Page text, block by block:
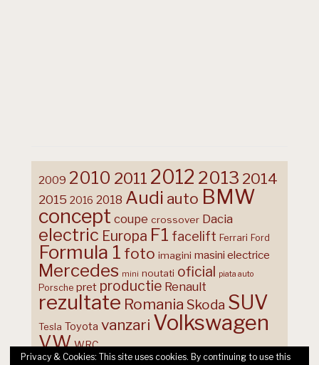
2009 2010 2011 2012 2013 2014
2015 2016 2018 Audi auto BMW
concept coupe crossover Dacia
electric Europa F1 facelift Ferrari Ford
Formula 1 foto imagini masini electrice
Mercedes mini noutati oficial piata auto
Porsche pret productie Renault
rezultate Romania Skoda SUV
Tesla Toyota vanzari Volkswagen
VW WRC
Privacy & Cookies: This site uses cookies. By continuing to use this